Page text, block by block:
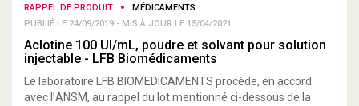
RAPPEL DE PRODUIT
MÉDICAMENTS
PUBLIÉ LE 24/09/2019 - MIS À JOUR LE 15/04/2021
Aclotine 100 UI/mL, poudre et solvant pour solution
injectable - LFB Biomédicaments
Le laboratoire LFB BIOMEDICAMENTS procède, en accord
avec l’ANSM, au rappel du lot mentionné ci-dessous de la